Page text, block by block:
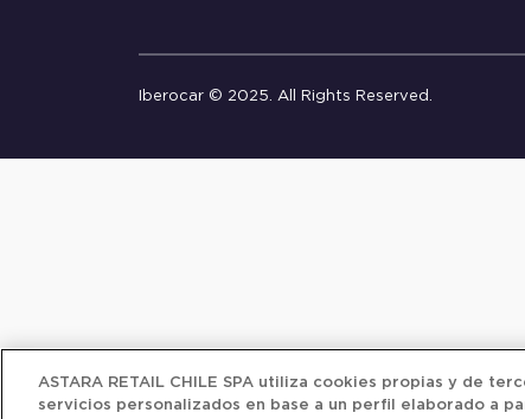
Iberocar © 2025. All Rights Reserved.
ASTARA RETAIL CHILE SPA utiliza cookies propias y de
servicios personalizados en base a un perfil elaborado a